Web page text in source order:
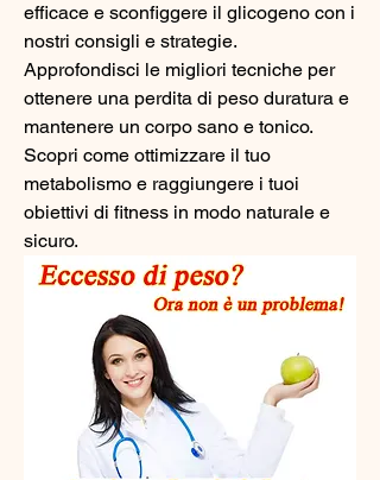
efficace e sconfiggere il glicogeno con i
nostri consigli e strategie.
Approfondisci le migliori tecniche per
ottenere una perdita di peso duratura e
mantenere un corpo sano e tonico.
Scopri come ottimizzare il tuo
metabolismo e raggiungere i tuoi
obiettivi di fitness in modo naturale e
sicuro.